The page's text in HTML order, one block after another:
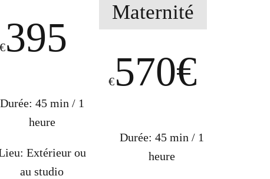
€395
Durée: 45 min / 1
heure
Extérieur ou
au studio
Maternité
€570€
Durée: 45 min / 1
heure